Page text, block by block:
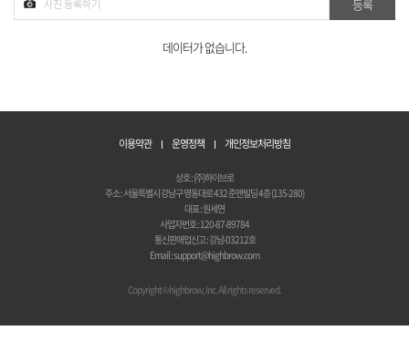
데이터가 없습니다.
이용약관 운영정책 개인정보처리방침
상호 : (주)하이브로
주소 : 서울특별시 강남구 영동대로 432 준앤빌딩 4층 (135-280)
대표 : 원세연
사업자번호 : 120-87-89784
통신판매업신고 : 강남-03212호
Email : support@highbrow.com
Copyright © highbrow, Inc. All rights reserved.